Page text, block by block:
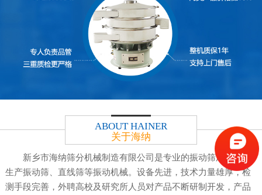
ABOUT HAINER
关于海纳
新乡市海纳筛分机械制造有限公司是专业的振动筛厂，专业
生产振动筛、直线筛等振动机械。设备先进，技术力量雄厚，检
测手段完善，外聘高校及研究所人员对产品不断研制开发，产品